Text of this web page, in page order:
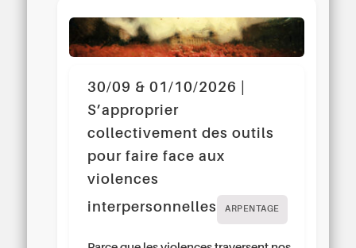
30/09 & 01/10/2026 |
S’approprier
collectivement des outils
pour faire face aux
violences
interpersonnelles
ARPENTAGE